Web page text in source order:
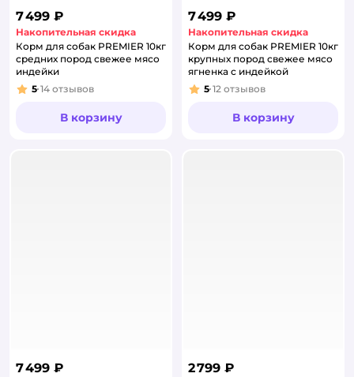
7 499 ₽
Накопительная скидка
Корм для собак PREMIER 10кг
средних пород свежее мясо
индейки
Рейтинг:
5 14 отзывов
В корзину
7 499 ₽
Накопительная скидка
Корм для собак PREMIER 10кг
крупных пород свежее мясо
ягненка с индейкой
Рейтинг:
5 12 отзывов
В корзину
7 499 ₽ 2 799 ₽